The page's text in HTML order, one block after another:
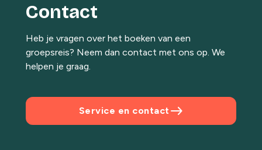
Contact
Heb je vragen over het boeken van een
groepsreis? Neem dan contact met ons op. We
helpen je graag.
east
Service en contact